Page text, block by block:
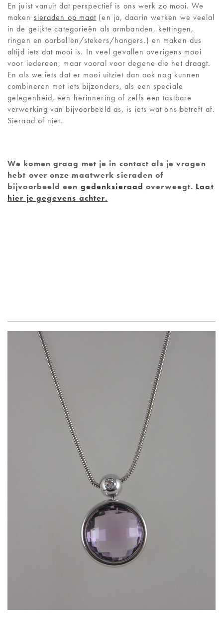
En juist vanuit dat perspectief is ons werk zo mooi. We
maken sieraden op maat (en ja, daarin werken we veelal
in de geijkte categorieën als armbanden, kettingen,
ringen en oorbellen/stekers/hangers.) en maken dus
altijd iets dat mooi is. In veel gevallen overigens mooi
voor iedereen, maar vooral voor degene die het draagt.
En als we iets dat er mooi uitziet dan ook nog kunnen
combineren met iets bijzonders, als een speciale
gelegenheid, een herinnering of zelfs een tastbare
verwerking van bijvoorbeeld as, is iets wat ons betreft af.
Sieraad of niet.
We komen graag met je in contact als je vragen
hebt over onze maatwerk sieraden of
bijvoorbeeld een gedenksieraad overweegt. Laat
hier je gegevens achter.